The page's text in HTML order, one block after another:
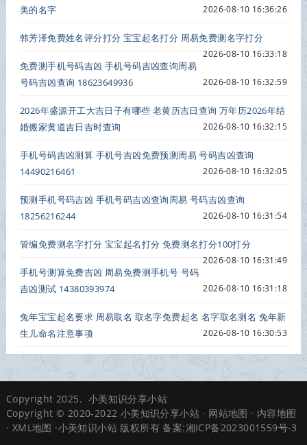
美的名字
2026-08-10 16:36:26
韩芳泽免费姓名评分打分 宝宝起名打分 周易免费测名字打分
2026-08-10 16:33:18
免费测手机号码吉凶 手机号码吉凶查询周易
号码吉凶查询 18623649936
2026-08-10 16:32:59
2026年盛源开工大吉日子有哪些 老黄历吉日查询 万年历2026年结
婚搬家黄道吉日吉时查询
2026-08-10 16:32:15
手机号码吉凶测算 手机号吉凶免费预测周易 号码吉凶查询
14490216461
2026-08-10 16:32:05
预测手机号码吉凶 手机号码吉凶查询周易 号码吉凶查询
18256216244
2026-08-10 16:31:54
管编免费测名字打分 宝宝起名打分 免费测名打分100打分
2026-08-10 16:31:49
手机号测算免费吉凶 周易免费测手机号 号码
吉凶测试 14380393974
2026-08-10 16:31:18
兔年宝宝起名要求 周易取名 取名字免费起名 名字取名测名 兔年新
生儿命名注意事项
2026-08-10 16:30:53
Copyright 2025. 小美知识分享小站
Copyright © 2020-2022 小美知识分享小站· 网站地图 · 内容地图
· XML地图 ·小美知识小站 版权所有 备案:湘ICP备2023001559号-3